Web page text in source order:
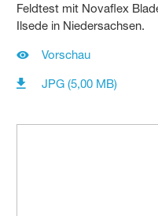
Feldtest mit Novaflex
Ilsede in Niedersachsen.
Vorschau
JPG (5,00 MB)